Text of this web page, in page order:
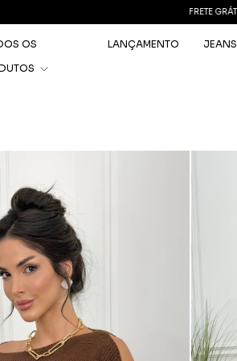
FRETE GRÁTIS A PARTIR DE R$ 499
OS
LANÇAMENTO JEANS